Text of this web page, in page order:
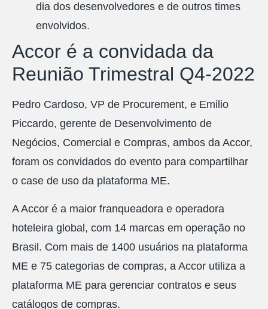
dia dos desenvolvedores e de outros times
envolvidos.
Accor é a convidada da
Reunião Trimestral Q4-2022
Pedro Cardoso, VP de Procurement, e Emilio
Piccardo, gerente de Desenvolvimento de
Negócios, Comercial e Compras, ambos da Accor,
foram os convidados do evento para compartilhar
o case de uso da plataforma ME.
A Accor é a maior franqueadora e operadora
hoteleira global, com 14 marcas em operação no
Brasil. Com mais de 1400 usuários na plataforma
ME e 75 categorias de compras, a Accor utiliza a
plataforma ME para gerenciar contratos e seus
catálogos de compras.